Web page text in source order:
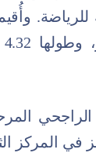
للرياضة.
في المركز